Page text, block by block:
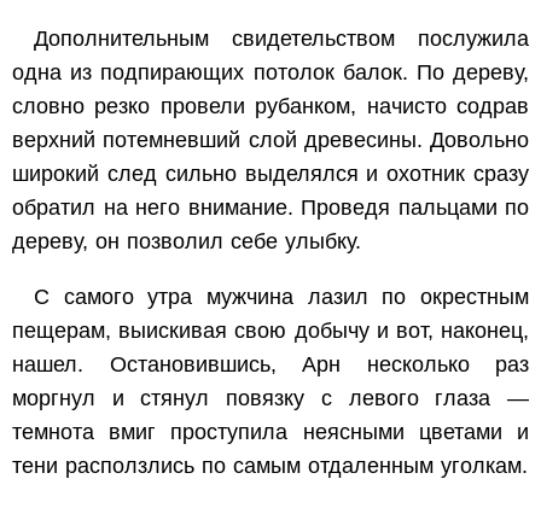
Дополнительным свидетельством послужила
одна из подпирающих потолок балок. По дереву,
словно резко провели рубанком, начисто содрав
верхний потемневший слой древесины. Довольно
широкий след сильно выделялся и охотник сразу
обратил на него внимание. Проведя пальцами по
дереву, он позволил себе улыбку.
С самого утра мужчина лазил по окрестным
пещерам, выискивая свою добычу и вот, наконец,
нашел. Остановившись, Арн несколько раз
моргнул и стянул повязку с левого глаза —
темнота вмиг проступила неясными цветами и
тени расползлись по самым отдаленным уголкам.